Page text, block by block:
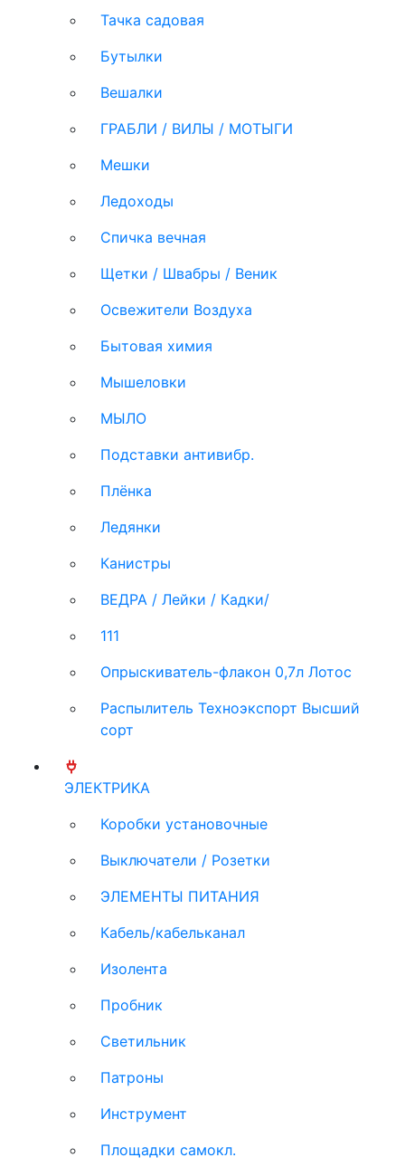
Тачка садовая
Бутылки
Вешалки
ГРАБЛИ / ВИЛЫ / МОТЫГИ
Мешки
Ледоходы
Спичка вечная
Щетки / Швабры / Веник
Освежители Воздуха
Бытовая химия
Мышеловки
МЫЛО
Подставки антивибр.
Плёнка
Ледянки
Канистры
ВЕДРА / Лейки / Кадки/
111
Опрыскиватель-флакон 0,7л Лотос
Распылитель Техноэкспорт Высший
сорт
ЭЛЕКТРИКА
Коробки установочные
Выключатели / Розетки
ЭЛЕМЕНТЫ ПИТАНИЯ
Кабель/кабельканал
Изолента
Пробник
Светильник
Патроны
Инструмент
Площадки самокл.